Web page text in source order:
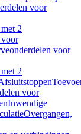
voor
2
voor
voor
2
voor
Inwendige
Overgangen,